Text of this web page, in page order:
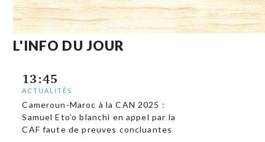
L'INFO DU JOUR
13:45
ACTUALITÉS
Cameroun-Maroc à la CAN 2025 :
Samuel Eto’o blanchi en appel par la
CAF faute de preuves concluantes